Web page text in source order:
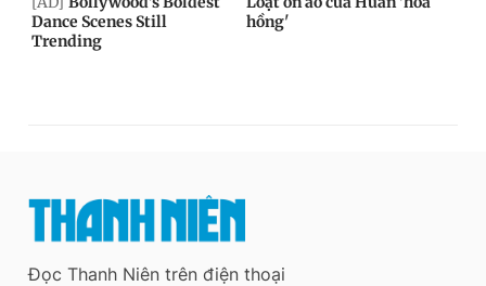
Đọc Thanh Niên trên điện thoại